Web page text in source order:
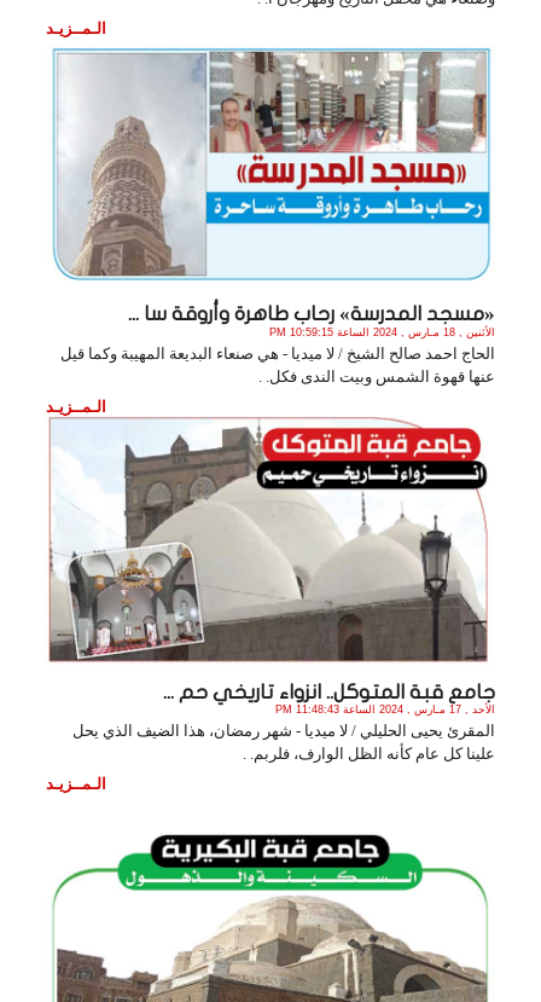
الـمــزيـد
«مسجد المدرسة» رحاب طاهرة وأروقة سا ...
الأثنين , 18 مـارس , 2024 الساعة 10:59:15 PM
الحاج احمد صالح الشيخ / لا ميديا - هي صنعاء البديعة المهيبة وكما قيل
عنها قهوة الشمس وبيت الندى فكل. .
الـمــزيـد
جامع قبة المتوكل.. انزواء تاريخي حم ...
الأحد , 17 مـارس , 2024 الساعة 11:48:43 PM
المقرئ يحيى الحليلي / لا ميديا - شهر رمضان، هذا الضيف الذي يحل
علينا كل عام كأنه الظل الوارف، فلربم. .
الـمــزيـد